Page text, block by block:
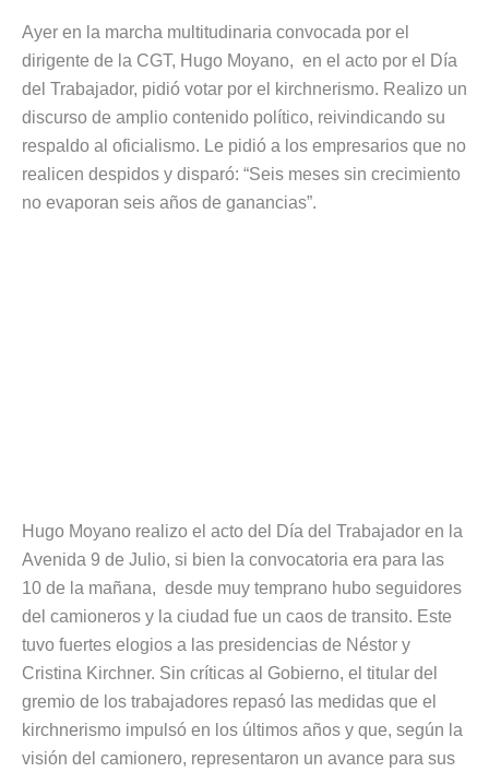
Ayer en la marcha multitudinaria convocada por el
dirigente de la CGT, Hugo Moyano, en el acto por el Día
del Trabajador, pidió votar por el kirchnerismo. Realizo un
discurso de amplio contenido político, reivindicando su
respaldo al oficialismo. Le pidió a los empresarios que no
realicen despidos y disparó: “Seis meses sin crecimiento
no evaporan seis años de ganancias”.
Hugo Moyano realizo el acto del Día del Trabajador en la
Avenida 9 de Julio, si bien la convocatoria era para las
10 de la mañana, desde muy temprano hubo seguidores
del camioneros y la ciudad fue un caos de transito. Este
tuvo fuertes elogios a las presidencias de Néstor y
Cristina Kirchner. Sin críticas al Gobierno, el titular del
gremio de los trabajadores repasó las medidas que el
kirchnerismo impulsó en los últimos años y que, según la
visión del camionero, representaron un avance para sus